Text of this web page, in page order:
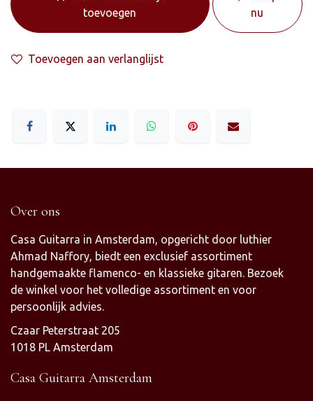
toevoegen
nu
Toevoegen aan verlanglijst
Over ons
Casa Guitarra in Amsterdam, opgericht door luthier
Ahmad Naffory, biedt een exclusief assortiment
handgemaakte flamenco- en klassieke gitaren. Bezoek
de winkel voor het volledige assortiment en voor
persoonlijk advies.
Czaar Peterstraat 205
1018 PL Amsterdam
Casa Guitarra Amsterdam